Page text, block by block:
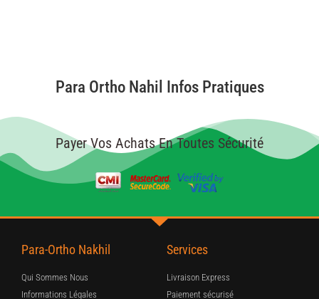
Para Ortho Nahil Infos Pratiques
Payer Vos Achats En Toutes Sécurité
Para-Ortho Nakhil
Qui Sommes Nous
Informations Légales
Services
Livraison Express
Paiement sécurisé